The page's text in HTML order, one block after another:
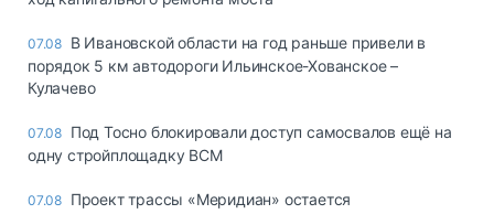
07.08 В Ивановской области на год раньше привели в
порядок 5 км автодороги Ильинское-Хованское –
Кулачево
07.08 Под Тосно блокировали доступ самосвалов ещё на
одну стройплощадку ВСМ
07.08 Проект трассы «Меридиан» остается